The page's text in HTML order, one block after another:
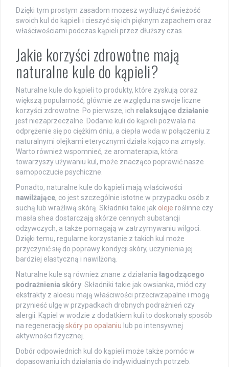
Dzięki tym prostym zasadom możesz wydłużyć świeżość
swoich kul do kąpieli i cieszyć się ich pięknym zapachem oraz
właściwościami podczas kąpieli przez dłuższy czas.
Jakie korzyści zdrowotne mają
naturalne kule do kąpieli?
Naturalne kule do kąpieli to produkty, które zyskują coraz
większą popularność, głównie ze względu na swoje liczne
korzyści zdrowotne. Po pierwsze, ich relaksujące działanie
jest niezaprzeczalne. Dodanie kuli do kąpieli pozwala na
odprężenie się po ciężkim dniu, a ciepła woda w połączeniu z
naturalnymi olejkami eterycznymi działa kojąco na zmysły.
Warto również wspomnieć, że aromaterapia, która
towarzyszy używaniu kul, może znacząco poprawić nasze
samopoczucie psychiczne.
Ponadto, naturalne kule do kąpieli mają właściwości
nawilżające, co jest szczególnie istotne w przypadku osób z
suchą lub wrażliwą skórą. Składniki takie jak oleje roślinne czy
masła shea dostarczają skórze cennych substancji
odżywczych, a także pomagają w zatrzymywaniu wilgoci.
Dzięki temu, regularne korzystanie z takich kul może
przyczynić się do poprawy kondycji skóry, uczynienia jej
bardziej elastyczną i nawilżoną.
Naturalne kule są również znane z działania łagodzącego
podrażnienia skóry. Składniki takie jak owsianka, miód czy
ekstrakty z aloesu mają właściwości przeciwzapalne i mogą
przynieść ulgę w przypadkach drobnych podrażnień czy
alergii. Kąpiel w wodzie z dodatkiem kuli to doskonały sposób
na regeneracjęskóry po opalaniu lub po intensywnej
aktywności fizycznej.
Dobór odpowiednich kul do kąpieli może także pomóc w
dopasowaniu ich działania do indywidualnych potrzeb.